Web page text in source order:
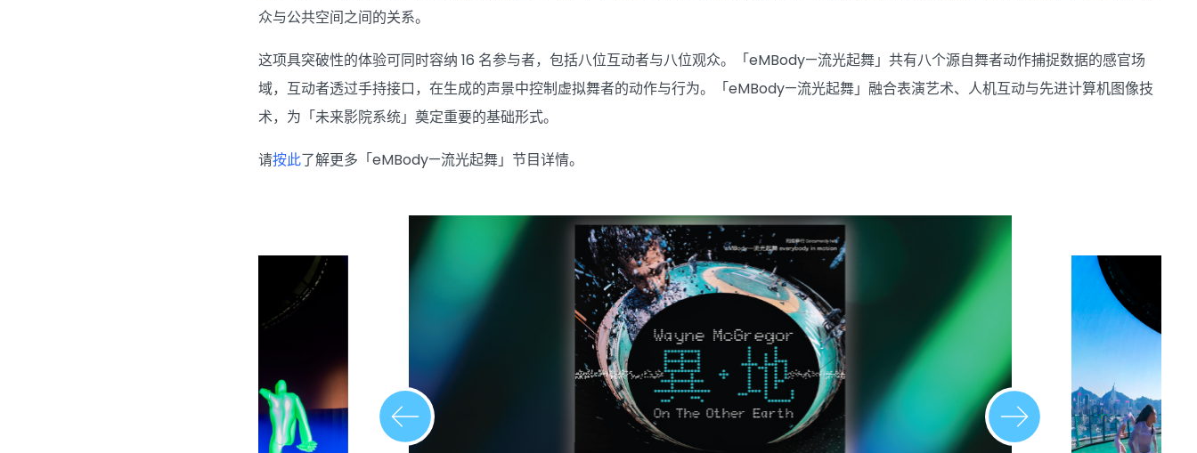
众与公共空间之间的关系。
这项具突破性的体验可同时容纳 16 名参与者，包括八位互动者与八位观众。「eMBody—流光起舞」共有八个源自舞者动作捕捉数据的感官场
域，互动者透过手持接口，在生成的声景中控制虚拟舞者的动作与行为。「eMBody—流光起舞」融合表演艺术、人机互动与先进计算机图像技
术，为「未来影院系统」奠定重要的基础形式。
请按此了解更多「eMBody—流光起舞」节目详情。